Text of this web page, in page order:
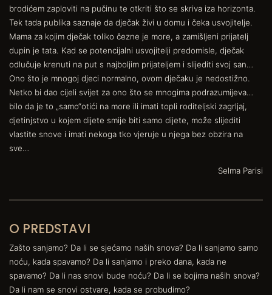
brodićem zaploviti na pučinu te otkriti što se skriva iza horizonta.
Tek tada publika saznaje da dječak živi u domu i čeka usvojitelje.
Mama za kojim dječak toliko čezne je more, a zamišljeni prijatelj
dupin je tata. Kad se potencijalni usvojitelji predomisle, dječak
odlučuje krenuti na put s najboljim prijateljem i slijediti svoj san…
Ono što je mnogoj djeci normalno, ovom dječaku je nedostižno.
Netko bi dao cijeli svijet za ono što se mnogima podrazumijeva…
bilo da je to „samo“otići na more ili imati topli roditeljski zagrljaj,
djetinjstvo u kojem dijete smije biti samo dijete, može slijediti
vlastite snove i imati nekoga tko vjeruje u njega bez obzira na
sve…
Selma Parisi
O PREDSTAVI
Zašto sanjamo? Da li se sjećamo naših snova? Da li sanjamo samo
noću, kada spavamo? Da li sanjamo i preko dana, kada ne
spavamo? Da li nas snovi bude noću? Da li se bojima naših snova?
Da li nam se snovi ostvare, kada se probudimo?